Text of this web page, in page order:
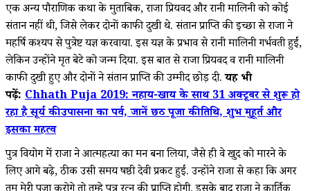
एक अन्य पौराणिक कथा के मुताबिक, राजा प्रियवद और रानी मालिनी को कोई
संतान नहीं थी, जिसे लेकर दोनों काफी दुखी थे. संतान प्राप्ति की इच्छा से राजा ने
महर्षि कश्यप से पुत्रेष्ट यज्ञ करवाया. इस यज्ञ के प्रभाव से रानी मालिनी गर्भवती हुईं,
लेकिन उन्होंने मृत बेटे को जन्म दिया. इस बात से राजा प्रियवद व रानी मालिनी
काफी दुखी हुए और दोनों ने संतान प्राप्ति की उम्मीद छोड़ दी.यह भी
पढ़ें: Chhath Puja 2019: नहाय-खाय के साथ 31 अक्टूबर से शुरू हो
रहा है सूर्य की उपासना का पर्व, जानें छठ पूजा की तिथि, शुभ मुहूर्त और
इसका महत्व
पुत्र वियोग में राजा ने आत्महत्या का मन बना लिया, जैसे ही वे खुद को मारने के
लिए आगे बढ़े, ठीक उसी समय षष्ठी देवी प्रकट हुईं. उन्होंने राजा से कहा कि अगर